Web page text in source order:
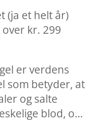
(ja et helt år)
kr. 299
er verdens
som betyder, at
og salte
blod, o…